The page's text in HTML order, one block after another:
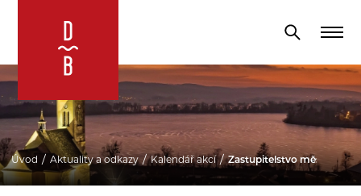
Úvod Aktuality a odkazy Kalendář akcí Zastupitelstvo města Dolní